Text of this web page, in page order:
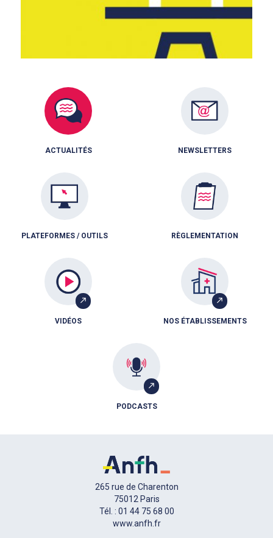
ACTUALITÉS NEWSLETTERS
PLATEFORMES / OUTILS RÈGLEMENTATION
VIDÉOS NOS ÉTABLISSEMENTS
PODCASTS
265 rue de Charenton
75012 Paris
Tél. : 01 44 75 68 00
www.anfh.fr